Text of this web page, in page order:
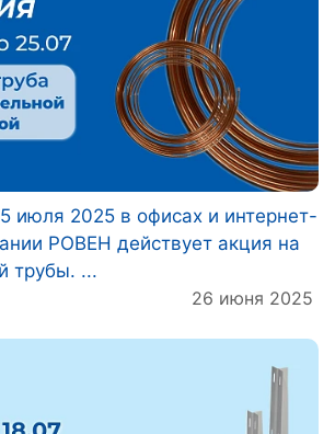
июля 2025 в офисах и интернет-
РОВЕН действует акция на
трубы. ...
26 июня 2025